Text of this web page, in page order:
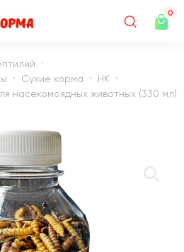
0
Сухие корма
НК
насекомоядных животных (330 мл)